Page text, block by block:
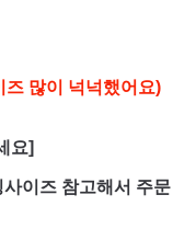
많이 넉넉했어요)
요]
이즈 참고해서 주문